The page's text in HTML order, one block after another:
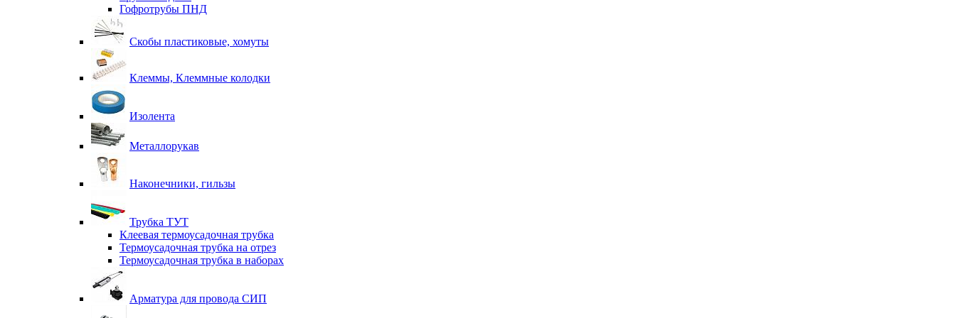
Гофротрубы ПНД
Скобы пластиковые, хомуты
Клеммы, Клеммные колодки
Изолента
Металлорукав
Наконечники, гильзы
Трубка ТУТ
Клеевая термоусадочная трубка
Термоусадочная трубка на отрез
Термоусадочная трубка в наборах
Арматура для провода СИП